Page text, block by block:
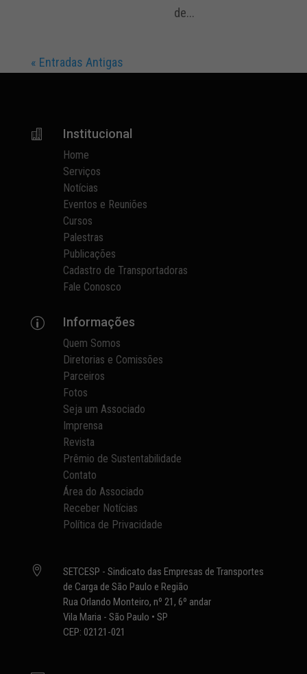
de...
« Entradas Antigas
 Institucional
Home
Serviços
Notícias
Eventos e Reuniões
Cursos
Palestras
Publicações
Cadastro de Transportadoras
Fale Conosco
p Informações
Quem Somos
Diretorias e Comissões
Parceiros
Fotos
Seja um Associado
Imprensa
Revista
Prêmio de Sustentabilidade
Contato
Área do Associado
Receber Notícias
Política de Privacidade

SETCESP - Sindicato das Empresas de Transportes
de Carga de São Paulo e Região
Rua Orlando Monteiro, nº 21, 6º andar
Vila Maria - São Paulo • SP
CEP: 02121-021